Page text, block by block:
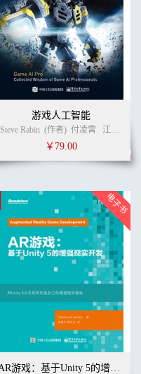
游戏人工智能
Steve Rabin (作者) 付凌霄 江岸栖
￥79.00
AR游戏：基于Unity 5的增强现实开发